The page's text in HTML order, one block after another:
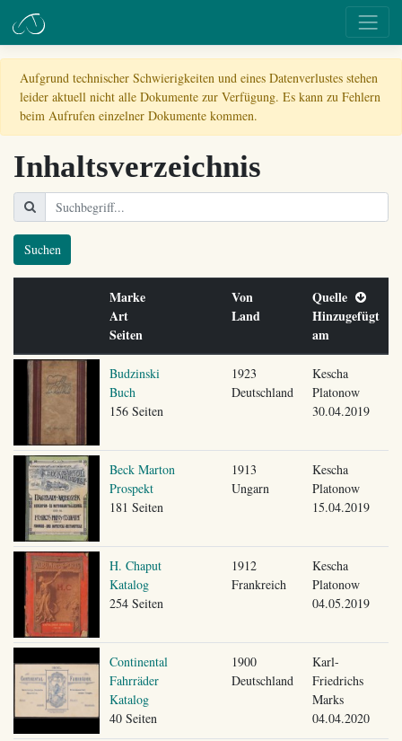
Aufgrund technischer Schwierigkeiten und eines Datenverlustes stehen
leider aktuell nicht alle Dokumente zur Verfügung. Es kann zu Fehlern
beim Aufrufen einzelner Dokumente kommen.
Inhaltsverzeichnis
Suchen
Marke
Art
Seiten
Von
Land
Quelle
Hinzugefügt
am
Budzinski
Buch
156 Seiten
1923
Deutschland
Kescha
Platonow
30.04.2019
Beck Marton
Prospekt
181 Seiten
1913
Ungarn
Kescha
Platonow
15.04.2019
H. Chaput
Katalog
254 Seiten
1912
Frankreich
Kescha
Platonow
04.05.2019
Continental
Fahrräder
Katalog
40 Seiten
1900
Deutschland
Karl-
Friedrichs
Marks
04.04.2020